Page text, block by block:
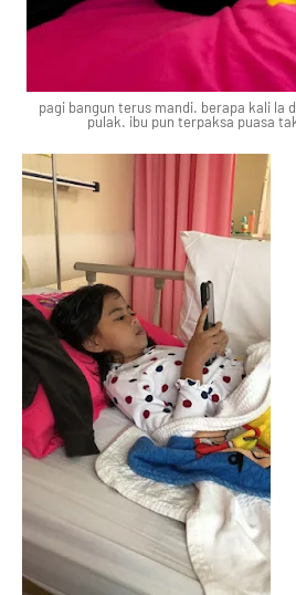
pagi bangun terus mandi. berapa kali la
pulak. ibu pun terpaksa puasa